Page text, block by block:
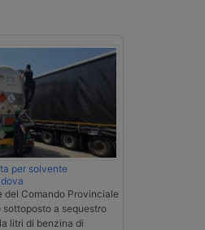
per solvente
del Comando Provinciale
a sequestro
litri di benzina di